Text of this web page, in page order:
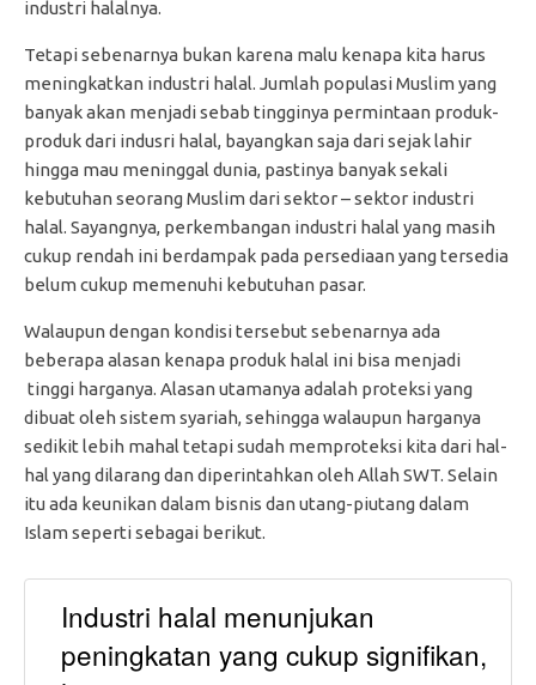
industri halalnya.
Tetapi sebenarnya bukan karena malu kenapa kita harus
meningkatkan industri halal. Jumlah populasi Muslim yang
banyak akan menjadi sebab tingginya permintaan produk-
produk dari indusri halal, bayangkan saja dari sejak lahir
hingga mau meninggal dunia, pastinya banyak sekali
kebutuhan seorang Muslim dari sektor – sektor industri
halal. Sayangnya, perkembangan industri halal yang masih
cukup rendah ini berdampak pada persediaan yang tersedia
belum cukup memenuhi kebutuhan pasar.
Walaupun dengan kondisi tersebut sebenarnya ada
beberapa alasan kenapa produk halal ini bisa menjadi
tinggi harganya. Alasan utamanya adalah proteksi yang
dibuat oleh sistem syariah, sehingga walaupun harganya
sedikit lebih mahal tetapi sudah memproteksi kita dari hal-
hal yang dilarang dan diperintahkan oleh Allah SWT. Selain
itu ada keunikan dalam bisnis dan utang-piutang dalam
Islam seperti sebagai berikut.
Industri halal menunjukan
peningkatan yang cukup signifikan,